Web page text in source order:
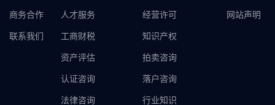
商务合作
联系我们
人才服务 经营许可
工商财税 知识产权
资产评估 拍卖咨询
认证咨询 落户咨询
法律咨询 行业知识
网站声明